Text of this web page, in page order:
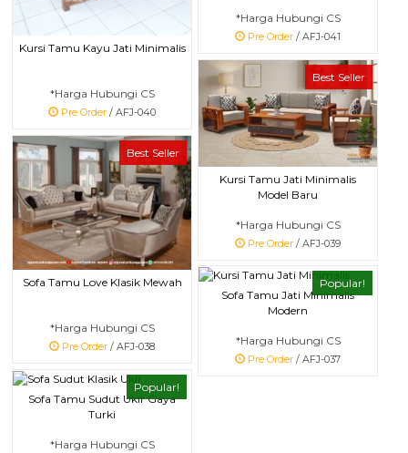
*Harga Hubungi CS
Pre Order / AFJ-041
Kursi Tamu Kayu Jati Minimalis
*Harga Hubungi CS
Pre Order / AFJ-040
Best Seller
Kursi Tamu Jati Minimalis
Model Baru
*Harga Hubungi CS
Pre Order / AFJ-039
Best Seller
Sofa Tamu Love Klasik Mewah
*Harga Hubungi CS
Pre Order / AFJ-038
Popular!
Sofa Tamu Jati Minimalis
Modern
*Harga Hubungi CS
Pre Order / AFJ-037
Popular!
Sofa Tamu Sudut Ukir Gaya
Turki
*Harga Hubungi CS